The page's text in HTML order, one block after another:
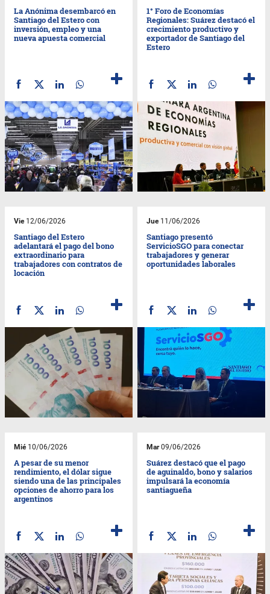
La Anónima desembarcó en
Santiago del Estero con
inversión, empleo y una
nueva apuesta comercial
1° Foro de Economías
Regionales: Suárez destacó el
crecimiento productivo y
exportador de Santiago del
Estero
Vie12/06/2026
Santiago del Estero
adelantará el pago del bono
extraordinario para
trabajadores con contratos de
locación
Jue11/06/2026
Santiago presentó
ServicioSGO para conectar
trabajadores y generar
oportunidades laborales
Mié10/06/2026
A pesar de su menor
rendimiento, el dólar sigue
siendo una de las principales
opciones de ahorro para los
argentinos
Mar09/06/2026
Suárez destacó que el pago
de aguinaldo, bono y salarios
impulsará la economía
santiagueña